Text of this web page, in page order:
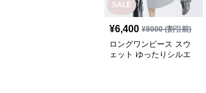
SALE
¥6,400 ¥8000(割引前)
ロングワンピース スウ
ェット ゆったりシルエ